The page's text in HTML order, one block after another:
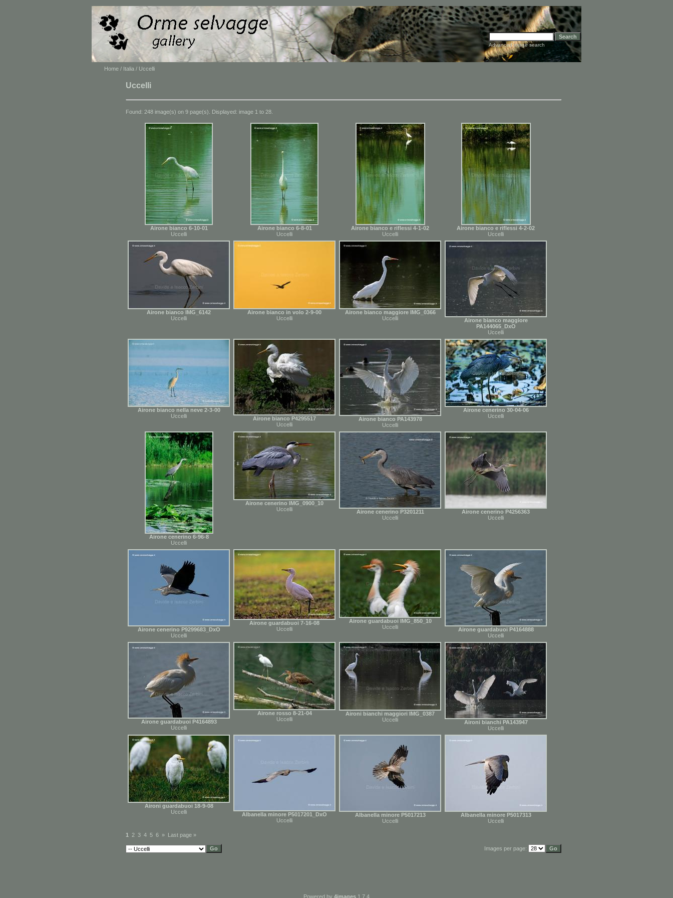
Advanced image search
Home / Italia / Uccelli
Uccelli
Found: 248 image(s) on 9 page(s). Displayed: image 1 to 28.
Airone bianco 6-10-01
Uccelli
Airone bianco 6-8-01
Uccelli
Airone bianco e riflessi 4-1-02
Uccelli
Airone bianco e riflessi 4-2-02
Uccelli
Airone bianco IMG_6142
Uccelli
Airone bianco in volo 2-9-00
Uccelli
Airone bianco maggiore IMG_0366
Uccelli
Airone bianco maggiore
PA144065_DxO
Uccelli
Airone bianco nella neve 2-3-00
Uccelli
Airone bianco P4295517
Uccelli
Airone bianco PA143978
Uccelli
Airone cenerino 30-04-06
Uccelli
Airone cenerino 6-96-8
Uccelli
Airone cenerino IMG_0900_10
Uccelli
Airone cenerino P3201211
Uccelli
Airone cenerino P4256363
Uccelli
Airone cenerino P9299683_DxO
Uccelli
Airone guardabuoi 7-16-08
Uccelli
Airone guardabuoi IMG_850_10
Uccelli
Airone guardabuoi P4164888
Uccelli
Airone guardabuoi P4164893
Uccelli
Airone rosso 8-21-04
Uccelli
Aironi bianchi maggiori IMG_0387
Uccelli
Aironi bianchi PA143947
Uccelli
Aironi guardabuoi 18-9-08
Uccelli
Albanella minore P5017201_DxO
Uccelli
Albanella minore P5017213
Uccelli
Albanella minore P5017313
Uccelli
1 2 3 4 5 6 » Last page »
Images per page:
Powered by 4images 1.7.4